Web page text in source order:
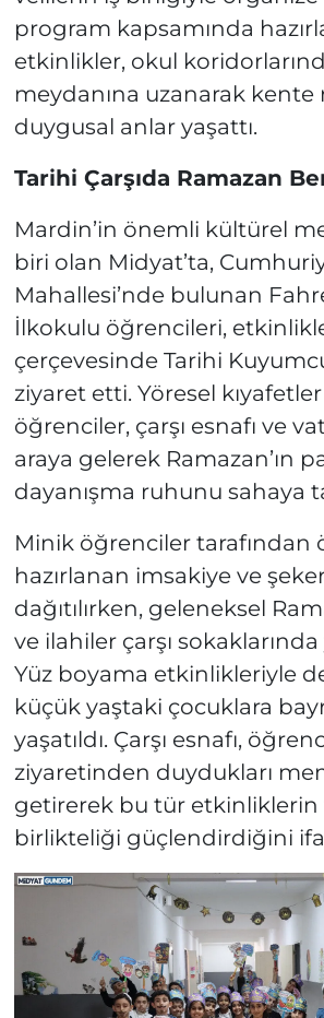
program kapsamında
etkinlikler, okul
meydanına uzanarak kente
duygusal anlar yaşattı.
Tarihi Çarşıda Ramazan
Mardin’in önemli kültürel
biri olan Midyat’ta,
Mahallesi’nde bulunan
İlkokulu öğrencileri,
çerçevesinde Tarihi
ziyaret etti. Yöresel
öğrenciler, çarşı esnafı ve
araya gelerek Ramazan’ın
dayanışma ruhunu sahaya
Minik öğrenciler tarafından
hazırlanan imsakiye ve
dağıtılırken, geleneksel
ve ilahiler çarşı sokaklarında
Yüz boyama etkinlikleriyle
küçük yaştaki çocuklara
yaşatıldı. Çarşı esnafı,
ziyaretinden duydukları
getirerek bu tür etkinliklerin
birlikteliği güçlendirdiğini